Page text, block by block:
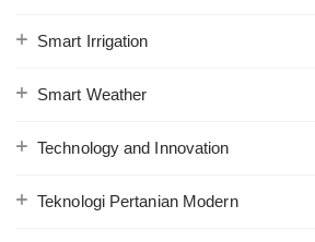
Smart Irrigation
Smart Weather
Technology and Innovation
Teknologi Pertanian Modern